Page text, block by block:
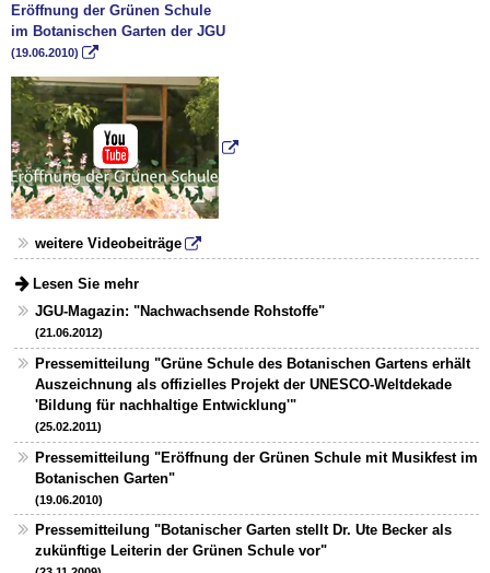
Eröffnung der Grünen Schule
im Botanischen Garten der JGU
(19.06.2010)
weitere Videobeiträge
Lesen Sie mehr
JGU-Magazin: "Nachwachsende Rohstoffe"
(21.06.2012)
Pressemitteilung "Grüne Schule des Botanischen Gartens erhält
Auszeichnung als offizielles Projekt der UNESCO-Weltdekade
'Bildung für nachhaltige Entwicklung'"
(25.02.2011)
Pressemitteilung "Eröffnung der Grünen Schule mit Musikfest im
Botanischen Garten"
(19.06.2010)
Pressemitteilung "Botanischer Garten stellt Dr. Ute Becker als
zukünftige Leiterin der Grünen Schule vor"